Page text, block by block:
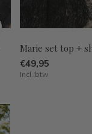
Marie set top +
€49,95
Incl. btw